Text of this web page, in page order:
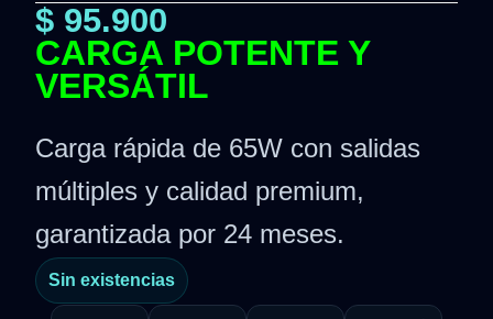
$ 95.900
CARGA POTENTE Y
VERSÁTIL
Carga rápida de 65W con salidas
múltiples y calidad premium,
garantizada por 24 meses.
Sin existencias